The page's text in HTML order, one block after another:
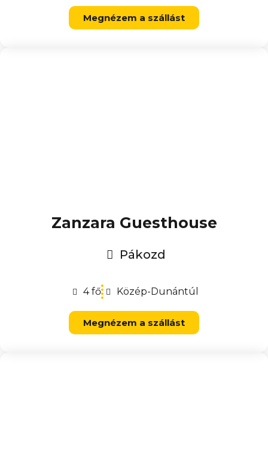
Megnézem a szállást
Zanzara Guesthouse
Pákozd
4 fő Közép-Dunántúl
Megnézem a szállást